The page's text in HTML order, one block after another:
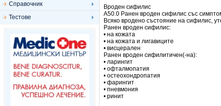
Справочник
Тестове
Вроден сифилис
А50.0 Ранен вроден сифилис със
Всяко вродено състояние на сифилис,
Ранен вроден сифилис:
• на кожата
• на кожата и лигавиците
• висцерален
Ранен вроден сифилитичен(-на):
• ларингит
• офталмопатия
• остеохондропатия
• фарингит
• пневмония
• ринит